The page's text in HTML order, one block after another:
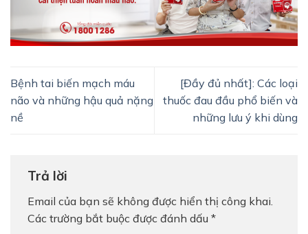
Bệnh tai biến mạch máu
não và những hậu quả nặng
nề
[Đầy đủ nhất]: Các loại
thuốc đau đầu phổ biến và
những lưu ý khi dùng
Trả lời
Email của bạn sẽ không được hiển thị công khai.
Các trường bắt buộc được đánh dấu *